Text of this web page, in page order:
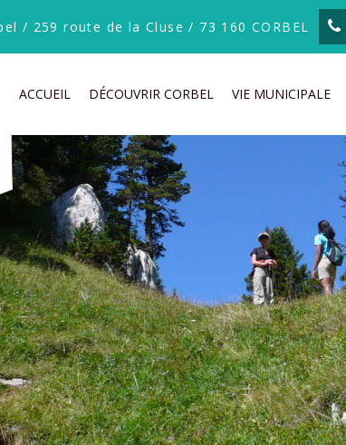
/ 259 route de la Cluse / 73 160 CORBEL
ACCUEIL DÉCOUVRIR CORBEL VIE MUNICIPALE